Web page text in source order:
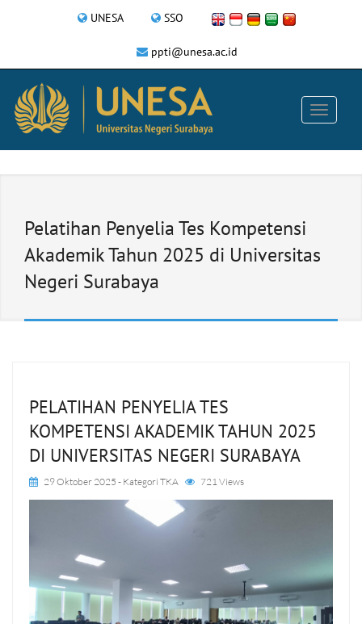
UNESA SSO
ppti@unesa.ac.id
Pelatihan Penyelia Tes Kompetensi
Akademik Tahun 2025 di Universitas
Negeri Surabaya
PELATIHAN PENYELIA TES
KOMPETENSI AKADEMIK TAHUN 2025
DI UNIVERSITAS NEGERI SURABAYA
29 Oktober 2025 - Kategori TKA 721 Views